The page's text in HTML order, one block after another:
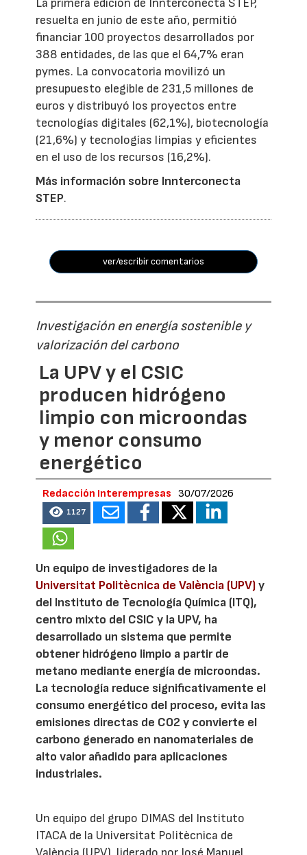
La primera edición de Innterconecta STEP,
resuelta en junio de este año, permitió
financiar 100 proyectos desarrollados por
388 entidades, de las que el 64,7% eran
pymes. La convocatoria movilizó un
presupuesto elegible de 231,5 millones de
euros y distribuyó los proyectos entre
tecnologías digitales (62,1%), biotecnología
(21,6%) y tecnologías limpias y eficientes
en el uso de los recursos (16,2%).
Más información sobre Innterconecta
STEP.
ver/escribir comentarios
Investigación en energía sostenible y
valorización del carbono
La UPV y el CSIC
producen hidrógeno
limpio con microondas
y menor consumo
energético
Redacción Interempresas 30/07/2026
1127
Un equipo de investigadores de la
Universitat Politècnica de València (UPV)y
del Instituto de Tecnología Química (ITQ),
centro mixto del CSIC y la UPV, ha
desarrollado un sistema que permite
obtener hidrógeno limpio a partir de
metano mediante energía de microondas.
La tecnología reduce significativamente el
consumo energético del proceso, evita las
emisiones directas de CO2 y convierte el
carbono generado en nanomateriales de
alto valor añadido para aplicaciones
industriales.
Un equipo del grupo DIMAS del Instituto
ITACA de la Universitat Politècnica de